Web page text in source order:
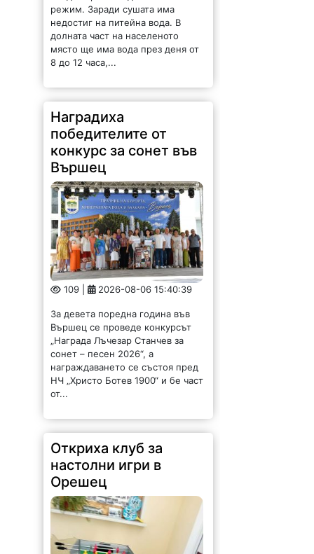
режим. Заради сушата има
недостиг на питейна вода. В
долната част на населеното
място ще има вода през деня от
8 до 12 часа,...
Наградиха
победителите от
конкурс за сонет във
Вършец
109 | 2026-08-06 15:40:39
За девета поредна година във
Вършец се проведе конкурсът
„Награда Лъчезар Станчев за
сонет – песен 2026“, а
награждаването се състоя пред
НЧ „Христо Ботев 1900“ и бе част
от...
Откриха клуб за
настолни игри в
Орешец